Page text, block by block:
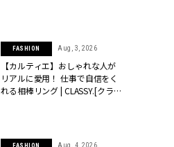
FASHION Aug, 3, 2026
【カルティエ】おしゃれな人が
リアルに愛用！ 仕事で自信をく
れる相棒リング | CLASSY.[クラッ
Aug, 4, 2026